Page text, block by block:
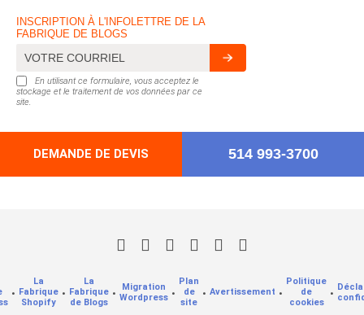
INSCRIPTION À L'INFOLETTRE DE LA
FABRIQUE DE BLOGS
En utilisant ce formulaire, vous acceptez le
stockage et le traitement de vos données par ce
site.
DEMANDE DE DEVIS 514 993-3700
•
La
Fabrique
Shopify
•
La
Fabrique
de Blogs
•
Migration
Wordpress •
Plan
de
site
• Avertissement •
Politique
de
cookies
•